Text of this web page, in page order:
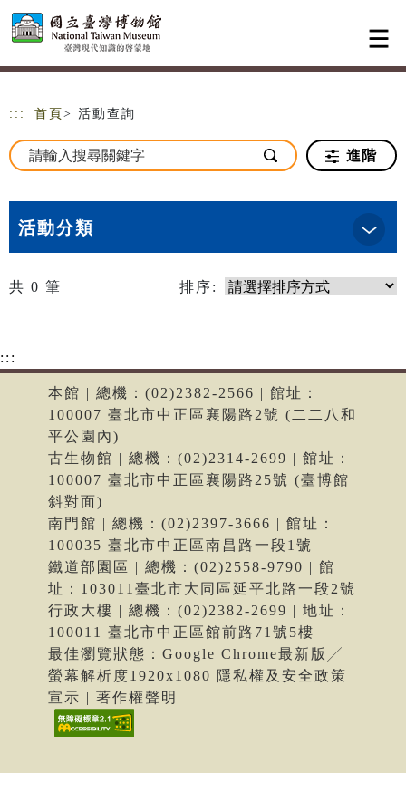
跳到主要內容
網站導覽
::: 首頁 > 活動查詢
進階
活動分類
共 0 筆 排序:
:::
本館 | 總機：(02)2382-2566 | 館址：
100007 臺北市中正區襄陽路2號 (二二八和
平公園內)
古生物館 | 總機：(02)2314-2699 | 館址：
100007 臺北市中正區襄陽路25號 (臺博館
斜對面)
南門館 | 總機：(02)2397-3666 | 館址：
100035 臺北市中正區南昌路一段1號
鐵道部園區 | 總機：(02)2558-9790 | 館
址：103011臺北市大同區延平北路一段2號
行政大樓 | 總機：(02)2382-2699 | 地址：
100011 臺北市中正區館前路71號5樓
最佳瀏覽狀態：Google Chrome最新版╱
螢幕解析度1920x1080 隱私權及安全政策
宣示 | 著作權聲明